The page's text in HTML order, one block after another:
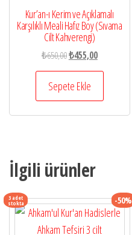
Kur’an-ı Kerim ve Açıklamalı
Karşılıklı Meali Hafız Boy (Sıvama
Cilt Kahverengi)
₺650,00Orijinal
fiyat:
₺650,00.
₺455,00Şu
andaki
₺455,00.
Sepete Ekle
İlgili ürünler
3 adet
stokta -50%